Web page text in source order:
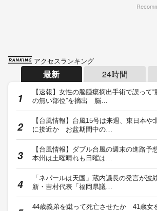
アクセスランキング
最新 24時間
【速報】女性の脳腫瘍摘出手術で誤って“
の無い部位”を摘出 脳…
【台風情報】台風15号は来週、東日本や
に接近か お盆期間中の…
【台風情報】ダブル台風の週末の進路予
本州は土曜晴れも日曜は…
「ネパールは天国」蔵内議長の発言が
新・吉村代表「福岡県議…
44歳義弟を蹴って死亡させたか 41歳女